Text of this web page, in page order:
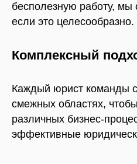
бесполезную работу, мы
если это целесообразно.
Комплексный
Каждый юрист команды
смежных областях,
различных бизнес-
эффективные